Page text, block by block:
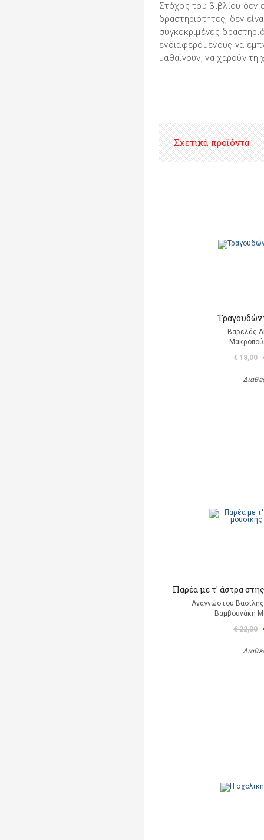
Στόχος του βιβλίου δεν
δραστηριότητες, δεν
συγκεκριμένες
ενδιαφερόμενους να
μαθαίνουν, να χαρούν τη
Σχετικά προϊόντα
Βαρελάς
€ 18,00
Παρέα με τ' άστρα
Αναγνώστου
Βαμβουνάκη
€ 22,00